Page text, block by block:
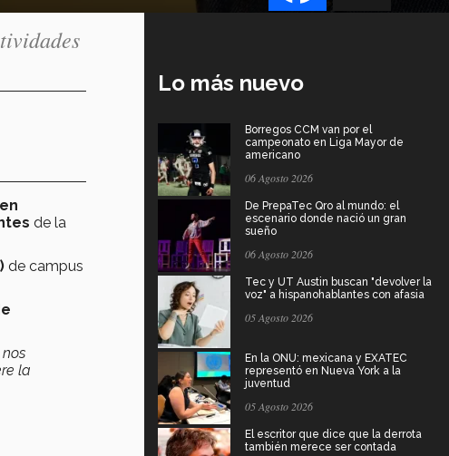
de la
de campus
la
Lo más nuevo
Borregos CCM van por el
campeonato en Liga Mayor de
americano
06 Agosto 2026
De PrepaTec Qro al mundo: el
escenario donde nació un gran
sueño
06 Agosto 2026
Tec y UT Austin buscan "devolver la
voz" a hispanohablantes con afasia
05 Agosto 2026
En la ONU: mexicana y EXATEC
representó en Nueva York a la
juventud
05 Agosto 2026
El escritor que dice que la derrota
también merece ser contada